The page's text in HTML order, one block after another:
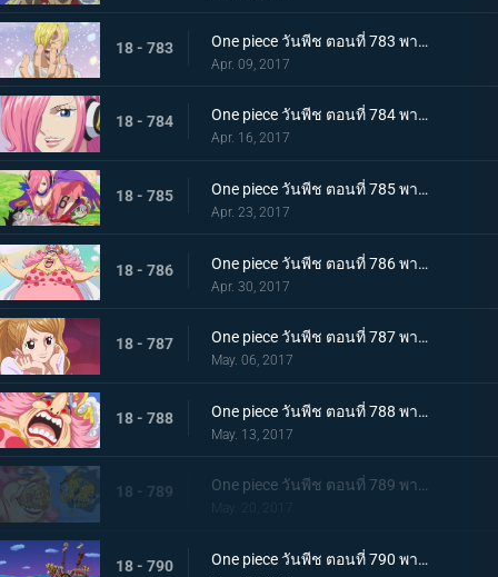
18 - 783 One piece วันพีช ตอนที่ 783 พากย์ไทย ซันจิกลับบ้าน สู่อาณาจักรของบิ๊กมัม
Apr. 09, 2017
18 - 784 One piece วันพีช ตอนที่ 784 พากย์ไทย 0 กับ 4 เผชิญหน้า ! เจอร์ม่า 66
Apr. 16, 2017
18 - 785 One piece วันพีช ตอนที่ 785 พากย์ไทย วิกฤตพิษร้าย ลูฟี่กับเรจู
Apr. 23, 2017
18 - 786 One piece วันพีช ตอนที่ 786 พากย์ไทย ท็อตโตะแลนด์ บิ๊กมัมปรากฏตัว
Apr. 30, 2017
18 - 787 One piece วันพีช ตอนที่ 787 พากย์ไทย ลูกสาวของสี่จักรพรรดิ พุดดิ้ง คู่หมั้นของซันจิ
May. 06, 2017
18 - 788 One piece วันพีช ตอนที่ 788 พากย์ไทย คลั่งสะท้านเมือง มัมผู้หิวกระหาย
May. 13, 2017
18 - 789 One piece วันพีช ตอนที่ 789 พากย์ไทย เมืองหลวงพินาศ บิ๊กมัมกับจินเบ
18 - 790 One piece วันพีช ตอนที่ 790 พากย์ไทย ปราสาทของสี่จักรพรรดิ ถึงแล้วโฮลเค้กไอแลนด์